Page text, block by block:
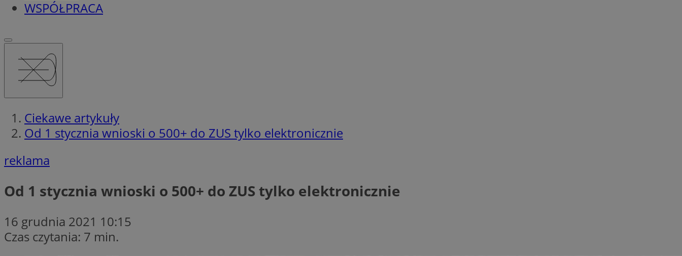
WSPÓŁPRACA
Ciekawe artykuły
Od 1 stycznia wnioski o 500+ do ZUS tylko elektronicznie
reklama
Od 1 stycznia wnioski o 500+ do ZUS tylko elektronicznie
16 grudnia 2021 10:15
Czas czytania: 7 min.